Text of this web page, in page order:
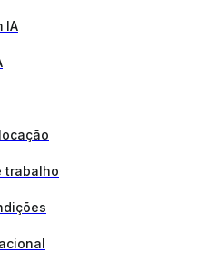
IA
trabalho